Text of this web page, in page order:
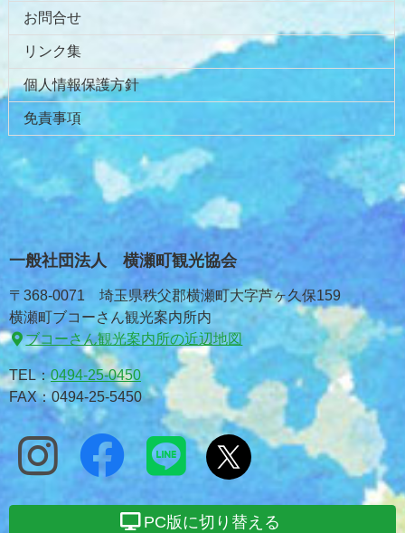
お問合せ
リンク集
個人情報保護方針
免責事項
一般社団法人 横瀬町観光協会
〒368-0071 埼玉県秩父郡横瀬町大字芦ヶ久保159
横瀬町ブコーさん観光案内所内
ブコーさん観光案内所の近辺地図
TEL：0494-25-0450
FAX：0494-25-5450
PC版に切り替える